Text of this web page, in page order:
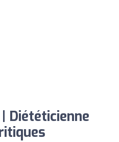
Diététicienne